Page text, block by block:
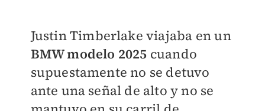
Justin Timberlake viajaba en un
BMW modelo 2025 cuando
supuestamente no se detuvo
ante una señal de alto y no se